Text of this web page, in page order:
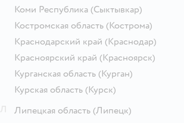
Коми Республика (Сыктывкар)
Костромская область (Кострома)
Краснодарский край (Краснодар)
Красноярский край (Красноярск)
Курганская область (Курган)
Курская область (Курск)
Липецкая область (Липецк)